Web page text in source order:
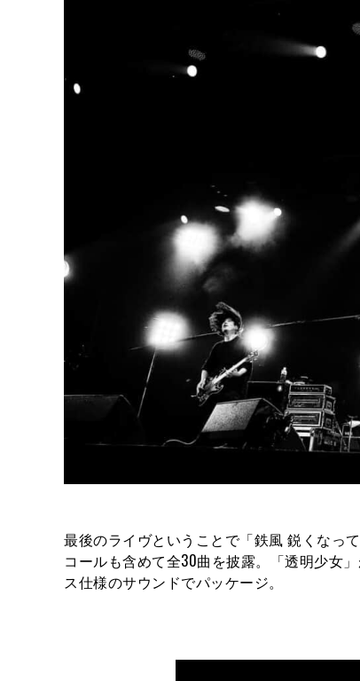
最後のライヴということで「鉄風 鋭くなって
コールも含めて全30曲を披露。「透明少女
ス仕様のサウンドでパッケージ。